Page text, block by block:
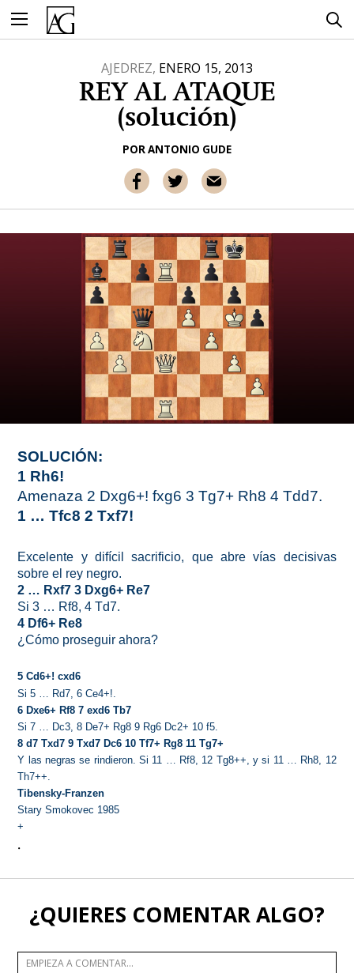
contenido
AJEDREZ, ENERO 15, 2013
REY AL ATAQUE
(solución)
PORANTONIO GUDE
SOLUCIÓN:
1 Rh6!
Amenaza 2 Dxg6+! fxg6 3 Tg7+ Rh8 4 Tdd7.
1 … Tfc8 2 Txf7!
Excelente y difícil sacrificio, que abre vías decisivas
sobre el rey negro.
2 … Rxf7 3 Dxg6+ Re7
Si 3 … Rf8, 4 Td7.
4 Df6+ Re8
¿Cómo proseguir ahora?
5 Cd6+! cxd6
Si 5 … Rd7, 6 Ce4+!.
6 Dxe6+ Rf8 7 exd6 Tb7
Si 7 … Dc3, 8 De7+ Rg8 9 Rg6 Dc2+ 10 f5.
8 d7 Txd7 9 Txd7 Dc6 10 Tf7+ Rg8 11 Tg7+
Y las negras se rindieron. Si 11 … Rf8, 12 Tg8++, y si 11 … Rh8, 12
Th7++.
Tibensky-Franzen
Stary Smokovec 1985
+
.
¿QUIERES COMENTAR ALGO?